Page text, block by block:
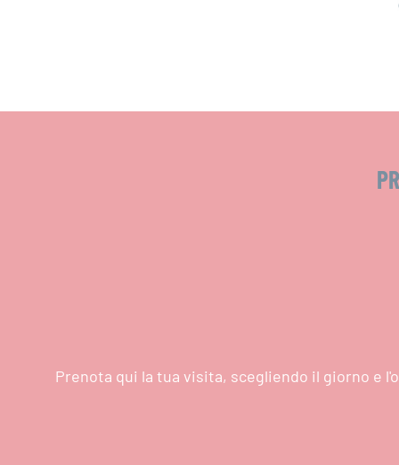
Prenota qui la tua visita, scegliendo il giorno e